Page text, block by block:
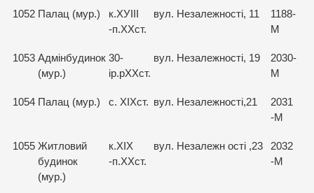
1052 Палац (мур.)
к.ХУІІІ
-п.ХХст.
вул. Незалежності, 11
1188-
М
1053 Адмінбудинок
(мур.)
30-
ір.рХХст.
вул. Незалежності, 19
2030-
М
1054 Палац (мур.) с. ХІХст. вул. Незалежності,21
2031
-М
1055 Житловий
будинок
(мур.)
к.ХІХ
-п.ХХст.
вул. Незалежн ості ,23
2032
-М